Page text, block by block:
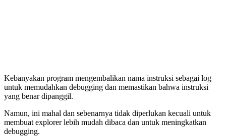
Kebanyakan program mengembalikan nama instruksi sebagai log
untuk memudahkan debugging dan memastikan bahwa instruksi
yang benar dipanggil.
Namun, ini mahal dan sebenarnya tidak diperlukan kecuali untuk
membuat explorer lebih mudah dibaca dan untuk meningkatkan
debugging.